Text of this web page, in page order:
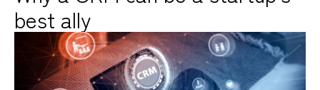
best ally